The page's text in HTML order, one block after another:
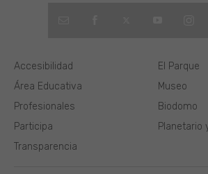
El Parque
Museo
Biodomo
Planetario
Área Educativa
Profesionales
Participa
Transparencia
Accesibilidad